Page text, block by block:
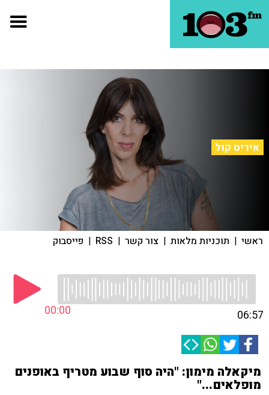
איריס קול
ראשי | תוכניות מלאות | צור קשר |
RSS
| פייסבוק
00:00 06:57
מיקאלה מימון: "היה סוף שבוע מטריף באופנים
מופלאים..."